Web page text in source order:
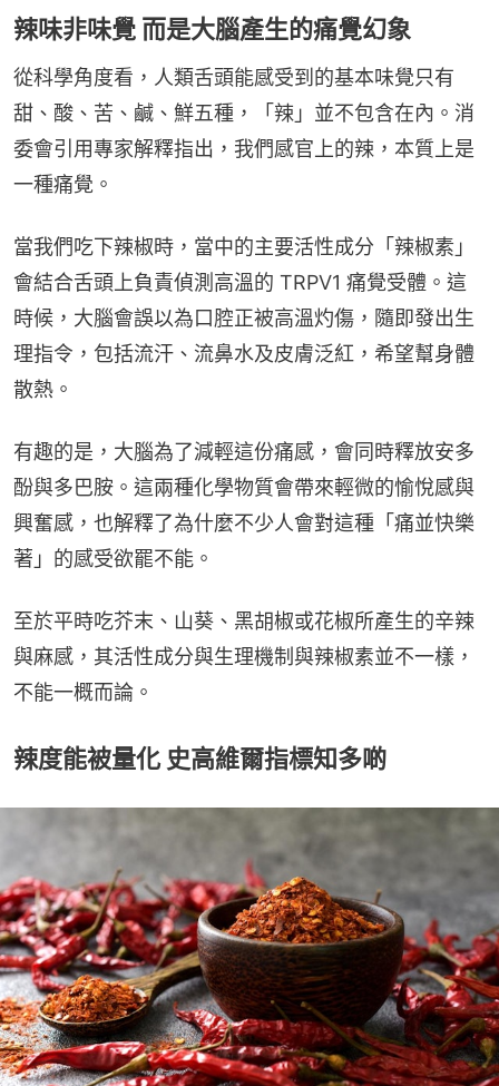
辣味非味覺 而是大腦產生的痛覺幻象
從科學角度看，人類舌頭能感受到的基本味覺只有
甜、酸、苦、鹹、鮮五種，「辣」並不包含在內。消
委會引用專家解釋指出，我們感官上的辣，本質上是
一種痛覺。
當我們吃下辣椒時，當中的主要活性成分「辣椒素」
會結合舌頭上負責偵測高溫的 TRPV1 痛覺受體。這
時候，大腦會誤以為口腔正被高溫灼傷，隨即發出生
理指令，包括流汗、流鼻水及皮膚泛紅，希望幫身體
散熱。
有趣的是，大腦為了減輕這份痛感，會同時釋放安多
酚與多巴胺。這兩種化學物質會帶來輕微的愉悅感與
興奮感，也解釋了為什麼不少人會對這種「痛並快樂
著」的感受欲罷不能。
至於平時吃芥末、山葵、黑胡椒或花椒所產生的辛辣
與麻感，其活性成分與生理機制與辣椒素並不一樣，
不能一概而論。
辣度能被量化 史高維爾指標知多啲